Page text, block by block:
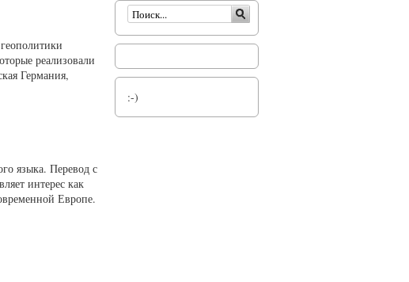
реализовали
Германия,
языка. Перевод с
интерес как
Европе.
Форма поиска
:-)